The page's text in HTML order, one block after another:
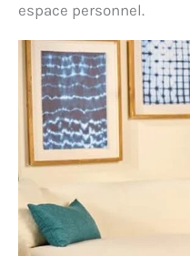
espace personnel.